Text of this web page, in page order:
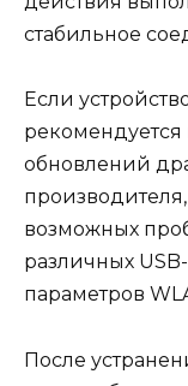
стабильное
Если
обновлений
возможных
различных
параметров
После